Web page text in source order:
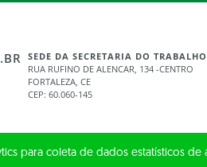
SEDE DA SECRETARIA DO
RUA RUFINO DE ALENCAR, 134 -CENTRO
FORTALEZA, CE
CEP: 60.060-145
para coleta de dados estatísticos de